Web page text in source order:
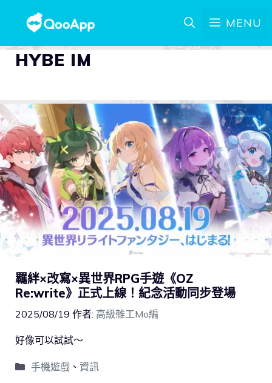
MENU
HYBE IM
羈絆×改寫×異世界RPG手遊《OZ
Re:write》正式上線！紀念活動同步登場
2025/08/19 作者: 高級雜工Mo編
好像可以試試～
手機遊戲、 資訊